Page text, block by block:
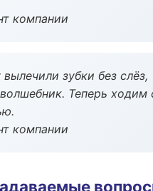
компании
вылечили зубки без слёз,
Теперь ходим
компании